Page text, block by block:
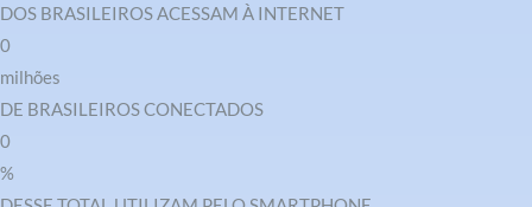
DOS BRASILEIROS ACESSAM À INTERNET
0
milhões
DE BRASILEIROS CONECTADOS
0
%